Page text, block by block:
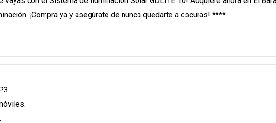
¡Compra ya y asegúrate de nunca quedarte a oscuras! ****